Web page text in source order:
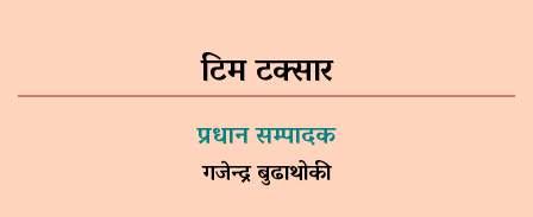
टिम टक्सार
प्रधान सम्पादक
गजेन्द्र बुढाथोकी